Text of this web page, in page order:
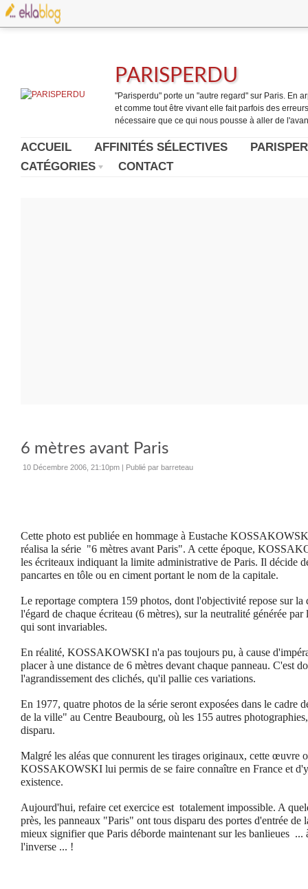
PARISPERDU
"Parisperdu" porte un "autre regard" sur Paris. En
et comme tout être vivant elle fait parfois des
nécessaire que ce qui nous pousse à aller de
ACCUEIL AFFINITÉS SÉLECTIVES
CATÉGORIES
CONTACT
6 mètres avant Paris
10 Décembre 2006, 21:10pm | Publié par barreteau
Cette photo est publiée en hommage à Eustache
réalisa la série "6 mètres avant Paris". A cette époque,
les écriteaux indiquant la limite administrative de Paris. Il décide
pancartes en tôle ou en ciment portant le nom de la capitale.
Le reportage comptera 159 photos, dont l'objectivité repose sur la
l'égard de chaque écriteau (6 mètres), sur la neutralité générée
qui sont invariables.
En réalité, KOSSAKOWSKI n'a pas toujours pu, à cause
placer à une distance de 6 mètres devant chaque panneau. C'est
l'agrandissement des clichés, qu'il pallie ces variations.
En 1977, quatre photos de la série seront exposées dans le cadre
de la ville" au Centre Beaubourg, où les 155 autres
disparu.
Malgré les aléas que connurent les tirages originaux, cette œuvre
KOSSAKOWSKI lui permis de se faire connaître en France et
existence.
Aujourd'hui, refaire cet exercice est totalement impossible. A
près, les panneaux "Paris" ont tous disparu des portes d'entrée de
mieux signifier que Paris déborde maintenant sur les banlieues ...
l'inverse ... !